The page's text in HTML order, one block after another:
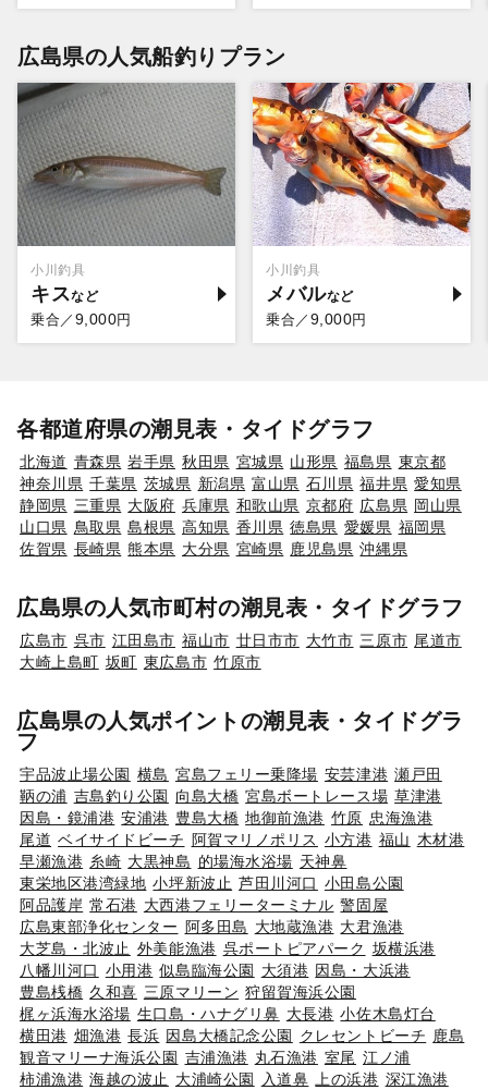
広島県の人気船釣りプラン
小川釣具
キス
乗合／ 9,000円
小川釣具
メバル
乗合／ 9,000円
各都道府県の潮見表・タイドグラフ
北海道 青森県 岩手県 秋田県 宮城県 山形県 福島県 東京都
神奈川県 千葉県 茨城県 新潟県 富山県 石川県 福井県 愛知県
静岡県 三重県 大阪府 兵庫県 和歌山県 京都府 広島県 岡山県
山口県 鳥取県 島根県 高知県 香川県 徳島県 愛媛県 福岡県
佐賀県 長崎県 熊本県 大分県 宮崎県 鹿児島県 沖縄県
広島県の人気市町村の潮見表・タイドグラフ
広島市 呉市 江田島市 福山市 廿日市市 大竹市 三原市 尾道市
大崎上島町 坂町 東広島市 竹原市
広島県の人気ポイントの潮見表・タイドグラ
フ
宇品波止場公園 横島 宮島フェリー乗降場 安芸津港 瀬戸田
鞆の浦 吉島釣り公園 向島大橋 宮島ボートレース場 草津港
因島・鏡浦港 安浦港 豊島大橋 地御前漁港 竹原 忠海漁港
尾道 ベイサイドビーチ 阿賀マリノポリス 小方港 福山 木材港
早瀬漁港 糸崎 大黒神島 的場海水浴場 天神鼻
東栄地区港湾緑地 小坪新波止 芦田川河口 小田島公園
阿品護岸 常石港 大西港フェリーターミナル 警固屋
広島東部浄化センター 阿多田島 大地蔵漁港 大君漁港
大芝島・北波止 外美能漁港 呉ポートピアパーク 坂横浜港
八幡川河口 小用港 似島臨海公園 大須港 因島・大浜港
豊島桟橋 久和喜 三原マリーン 狩留賀海浜公園
梶ヶ浜海水浴場 生口島・ハナグリ鼻 大長港 小佐木島灯台
横田港 畑漁港 長浜 因島大橋記念公園 クレセントビーチ 鹿島
観音マリーナ海浜公園 吉浦漁港 丸石漁港 室尾 江ノ浦
柿浦漁港 海越の波止 大浦崎公園 入道鼻 上の浜港 深江漁港